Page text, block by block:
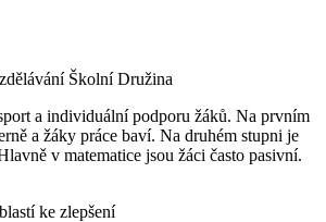
Školní Družina
a individuální podporu žáků. Na prvním
a žáky práce baví. Na druhém stupni je
v matematice jsou žáci často pasivní.
ke zlepšení